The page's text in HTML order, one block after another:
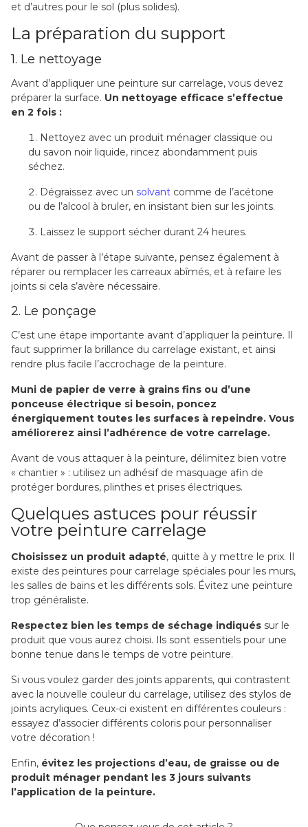
et d’autres pour le sol (plus solides).
La préparation du support
1. Le nettoyage
Avant d’appliquer une peinture sur carrelage, vous devez
préparer la surface. Un nettoyage efficace s’effectue
en 2 fois :
Nettoyez avec un produit ménager classique ou
du savon noir liquide, rincez abondamment puis
séchez.
Dégraissez avec un solvant comme de l’acétone
ou de l’alcool à bruler, en insistant bien sur les joints.
Laissez le support sécher durant 24 heures.
Avant de passer à l’étape suivante, pensez également à
réparer ou remplacer les carreaux abîmés, et à refaire les
joints si cela s’avère nécessaire.
2. Le ponçage
C’est une étape importante avant d’appliquer la peinture. Il
faut supprimer la brillance du carrelage existant, et ainsi
rendre plus facile l’accrochage de la peinture.
Muni de papier de verre à grains fins ou d’une
ponceuse électrique si besoin, poncez
énergiquement toutes les surfaces à repeindre. Vous
améliorerez ainsi l’adhérence de votre carrelage.
Avant de vous attaquer à la peinture, délimitez bien votre
« chantier » : utilisez un adhésif de masquage afin de
protéger bordures, plinthes et prises électriques.
Quelques astuces pour réussir
votre peinture carrelage
Choisissez un produit adapté, quitte à y mettre le prix. Il
existe des peintures pour carrelage spéciales pour les murs,
les salles de bains et les différents sols. Évitez une peinture
trop généraliste.
Respectez bien les temps de séchage indiqués sur le
produit que vous aurez choisi. Ils sont essentiels pour une
bonne tenue dans le temps de votre peinture.
Si vous voulez garder des joints apparents, qui contrastent
avec la nouvelle couleur du carrelage, utilisez des stylos de
joints acryliques. Ceux-ci existent en différentes couleurs :
essayez d’associer différents coloris pour personnaliser
votre décoration !
Enfin, évitez les projections d’eau, de graisse ou de
produit ménager pendant les 3 jours suivants
l’application de la peinture.